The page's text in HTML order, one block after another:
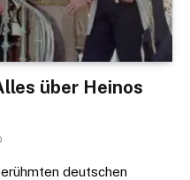
über Heinos
deutschen